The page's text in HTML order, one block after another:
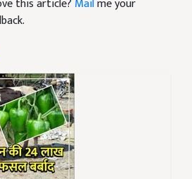
this article? Mailme your